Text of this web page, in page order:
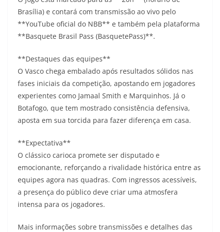
Brasília) e contará com transmissão ao vivo pelo
**YouTube oficial do NBB** e também pela plataforma
**Basquete Brasil Pass (BasquetePass)**.
**Destaques das equipes**
O Vasco chega embalado após resultados sólidos nas
fases iniciais da competição, apostando em jogadores
experientes como Jamaal Smith e Marquinhos. Já o
Botafogo, que tem mostrado consistência defensiva,
aposta em sua torcida para fazer diferença em casa.
**Expectativa**
O clássico carioca promete ser disputado e
emocionante, reforçando a rivalidade histórica entre as
equipes agora nas quadras. Com ingressos acessíveis,
a presença do público deve criar uma atmosfera
intensa para os jogadores.
Mais informações sobre transmissões e detalhes das